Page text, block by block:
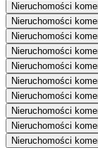
Nieruchomości
Nieruchomości
Nieruchomości
Nieruchomości
Nieruchomości
Nieruchomości
Nieruchomości
Nieruchomości
Nieruchomości
Nieruchomości